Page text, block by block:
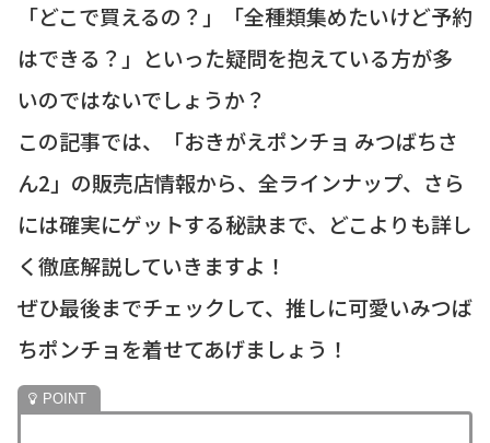
「どこで買えるの？」「全種類集めたいけど予約
はできる？」といった疑問を抱えている方が多
いのではないでしょうか？
この記事では、「おきがえポンチョ みつばちさ
ん2」の販売店情報から、全ラインナップ、さら
には確実にゲットする秘訣まで、どこよりも詳し
く徹底解説していきますよ！
ぜひ最後までチェックして、推しに可愛いみつば
ちポンチョを着せてあげましょう！